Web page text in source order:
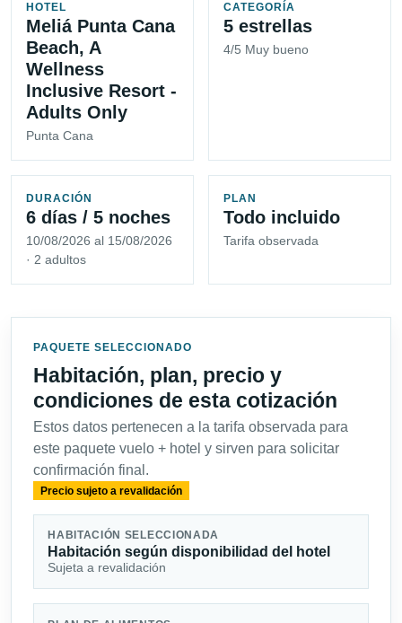
HOTEL
Meliá Punta Cana
Beach, A
Wellness
Inclusive Resort -
Adults Only
Punta Cana
CATEGORÍA
5 estrellas
4/5 Muy bueno
DURACIÓN
6 días / 5 noches
10/08/2026 al 15/08/2026
· 2 adultos
PLAN
Todo incluido
Tarifa observada
PAQUETE SELECCIONADO
Habitación, plan, precio y
condiciones de esta cotización
Estos datos pertenecen a la tarifa observada para
este paquete vuelo + hotel y sirven para solicitar
confirmación final.
Precio sujeto a revalidación
HABITACIÓN SELECCIONADA
Habitación según disponibilidad del hotel
Sujeta a revalidación